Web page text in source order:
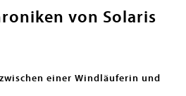
von Solaris
einer Windläuferin und